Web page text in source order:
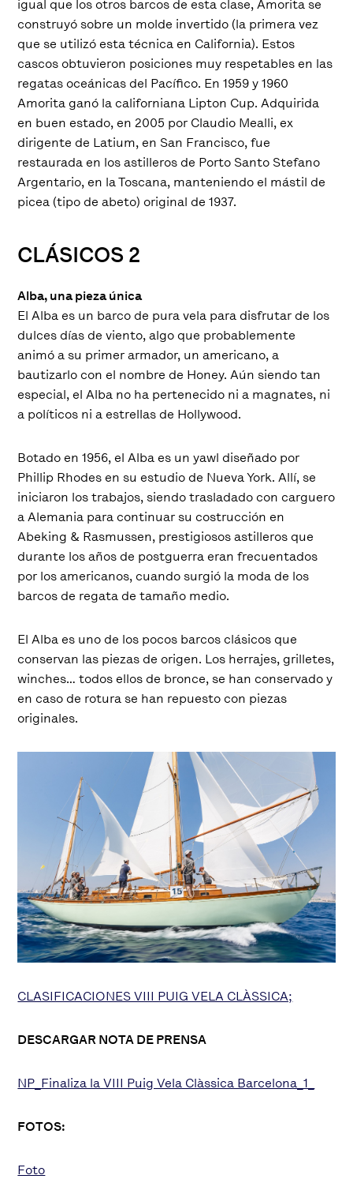
igual que los otros barcos de esta clase, Amorita se
construyó sobre un molde invertido (la primera vez
que se utilizó esta técnica en California). Estos
cascos obtuvieron posiciones muy respetables en las
regatas oceánicas del Pacífico. En 1959 y 1960
Amorita ganó la californiana Lipton Cup. Adquirida
en buen estado, en 2005 por Claudio Mealli, ex
dirigente de Latium, en San Francisco, fue
restaurada en los astilleros de Porto Santo Stefano
Argentario, en la Toscana, manteniendo el mástil de
picea (tipo de abeto) original de 1937.
CLÁSICOS 2
Alba, una pieza única
El Alba es un barco de pura vela para disfrutar de los
dulces días de viento, algo que probablemente
animó a su primer armador, un americano, a
bautizarlo con el nombre de Honey. Aún siendo tan
especial, el Alba no ha pertenecido ni a magnates, ni
a políticos ni a estrellas de Hollywood.
Botado en 1956, el Alba es un yawl diseñado por
Phillip Rhodes en su estudio de Nueva York. Allí, se
iniciaron los trabajos, siendo trasladado con carguero
a Alemania para continuar su costrucción en
Abeking & Rasmussen, prestigiosos astilleros que
durante los años de postguerra eran frecuentados
por los americanos, cuando surgió la moda de los
barcos de regata de tamaño medio.
El Alba es uno de los pocos barcos clásicos que
conservan las piezas de origen. Los herrajes, grilletes,
winches… todos ellos de bronce, se han conservado y
en caso de rotura se han repuesto con piezas
originales.
CLASIFICACIONES VIII PUIG VELA CLÀSSICA;
DESCARGAR NOTA DE PRENSA
NP_Finaliza la VIII Puig Vela Clàssica Barcelona_1_
FOTOS:
Foto